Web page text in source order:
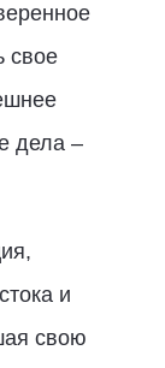
свое
дела –
и
свою